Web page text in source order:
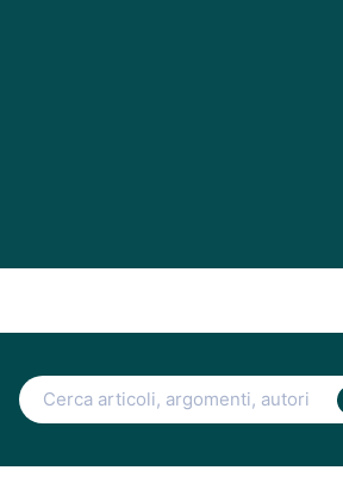
Ricerca
per: